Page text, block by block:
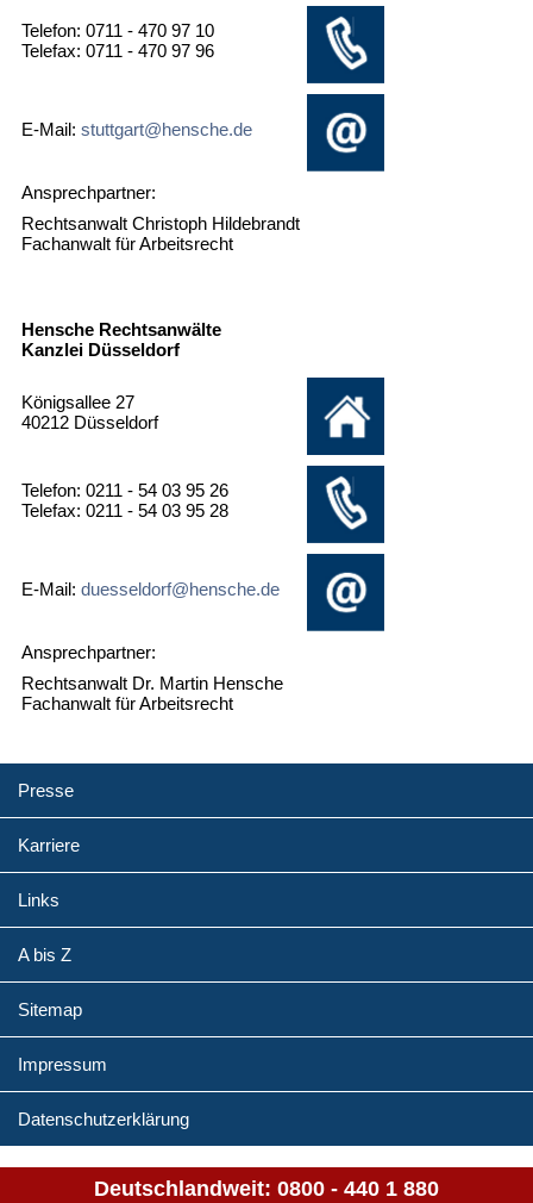
Telefon: 0711 - 470 97 10
Telefax: 0711 - 470 97 96
E-Mail: stuttgart@hensche.de
Ansprechpartner:
Rechtsanwalt Christoph Hildebrandt
Fachanwalt für Arbeitsrecht
Hensche Rechtsanwälte
Kanzlei Düsseldorf
Königsallee 27
40212 Düsseldorf
Telefon: 0211 - 54 03 95 26
Telefax: 0211 - 54 03 95 28
E-Mail: duesseldorf@hensche.de
Ansprechpartner:
Rechtsanwalt Dr. Martin Hensche
Fachanwalt für Arbeitsrecht
Presse
Karriere
Links
A bis Z
Sitemap
Impressum
Datenschutzerklärung
Deutschlandweit: 0800 - 440 1 880